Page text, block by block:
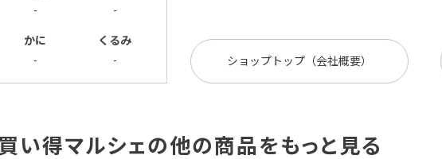
-
-
かに
くるみ
-
- ショップトップ（会社概要）
い得マルシェの他の商品をもっと見る